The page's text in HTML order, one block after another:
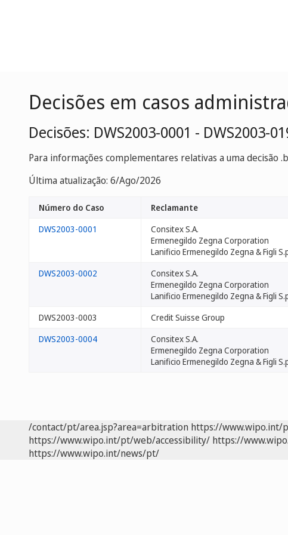
Decisões em casos
Decisões: DWS2003-0001 - DWS2003-
Para informações complementares relativas a uma decisão
Última atualização: 6/Ago/2026
Número do Caso Reclamante
DWS2003-0001
Consitex S.A.
Ermenegildo Zegna Corporation
Lanificio Ermenegildo Zegna & Figli
DWS2003-0002
Consitex S.A.
Ermenegildo Zegna Corporation
Lanificio Ermenegildo Zegna & Figli
DWS2003-0003 Credit Suisse Group
DWS2003-0004
Consitex S.A.
Ermenegildo Zegna Corporation
Lanificio Ermenegildo Zegna & Figli
/contact/pt/area.jsp?area=arbitration https://www.wipo.int/
https://www.wipo.int/pt/web/accessibility/ https://
https://www.wipo.int/news/pt/